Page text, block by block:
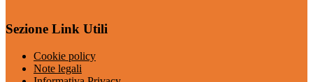
Sezione Link Utili
Cookie policy
Note legali